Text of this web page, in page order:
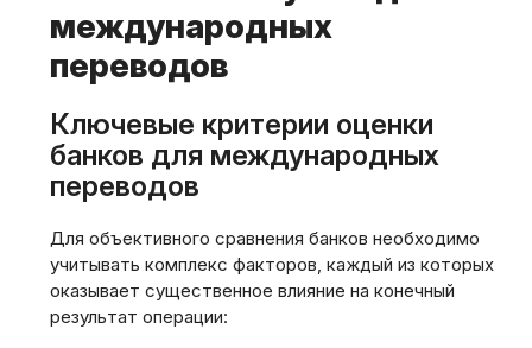
международных
переводов
Ключевые критерии оценки
банков для международных
переводов
Для объективного сравнения банков необходимо
учитывать комплекс факторов‚ каждый из которых
оказывает существенное влияние на конечный
результат операции: